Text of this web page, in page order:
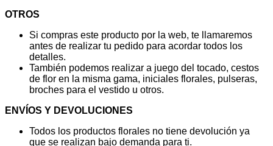
OTROS
Si compras este producto por la web, te llamaremos
antes de realizar tu pedido para acordar todos los
detalles.
También podemos realizar a juego del tocado, cestos
de flor en la misma gama, iniciales florales, pulseras,
broches para el vestido u otros.
ENVÍOS Y DEVOLUCIONES
Todos los productos florales no tiene devolución ya
que se realizan bajo demanda para ti.